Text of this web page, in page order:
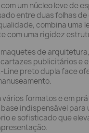
um núcleo leve de
entre duas folhas
combina uma
com uma rigidez
de
publicitários e
Line preto dupla face
vários formatos e em
indispensável para
e sofisticado que